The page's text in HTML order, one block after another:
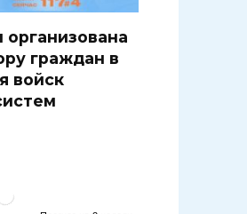
граждан в
войск